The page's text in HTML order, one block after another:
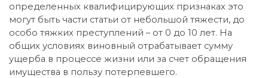
определенных квалифицирующих признаках это
могут быть части статьи от небольшой тяжести, до
особо тяжких преступлений – от 0 до 10 лет. На
общих условиях виновный отрабатывает сумму
ущерба в процессе жизни или за счет обращения
имущества в пользу потерпевшего.